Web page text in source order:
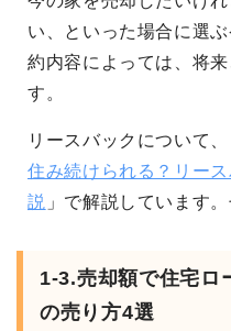
い、といった場合に選
約内容によっては、将
す。
リースバックについて、
住み続けられる？リー
説 」で解説しています
1-3.売却額で住宅ロ
の売り方4選